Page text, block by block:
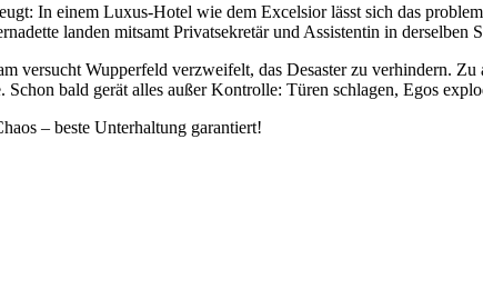
In einem Luxus-Hotel wie dem Excelsior lässt sich das
landen mitsamt Privatsekretär und Assistentin in derselben
versucht Wupperfeld verzweifelt, das Desaster zu verhindern.
Schon bald gerät alles außer Kontrolle: Türen schlagen, Egos
– beste Unterhaltung garantiert!